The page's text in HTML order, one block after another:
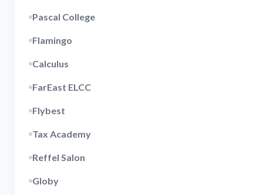
Pascal College
Flamingo
Calculus
FarEast ELCC
Flybest
Tax Academy
Reffel Salon
Globy